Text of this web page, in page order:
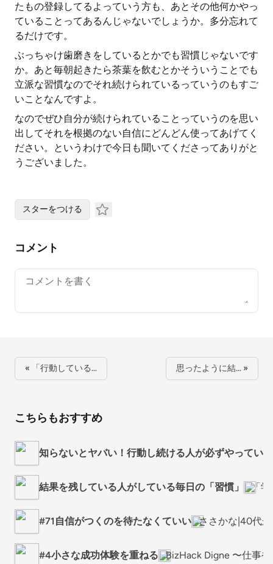
たもの登録してるよっていう方も、あとその他何かやっ
ていることってあるんじゃないでしょうか。多分忘れて
るだけです。
ぶっちゃけ歯磨きをしているとかでも習慣じゃないです
か。あと毎朝起きたら茶葉を飲むとかそういうことでも
立派な習慣なのでそれ続けられているっていうのもすご
いことなんですよ。
なのでぜひ自分が続けられていることっていうのを思い
出してそれを根拠のない自信にどんどん使ってあげてく
ださい。というわけで今日も聞いてくださってありがと
うございました。
スターをつける
コメント
Your comment
« 「行動している… 思ったように結… »
こちらもおすすめ
知らないとヤバい！行動し続ける人が必ずやってい
結果を残している人がしている毎日の「習慣」 「学
#71自信がつくのを待たなくていい ささかな|40代
#4小さな成功体験を重ねる BizHack Digne 〜仕事